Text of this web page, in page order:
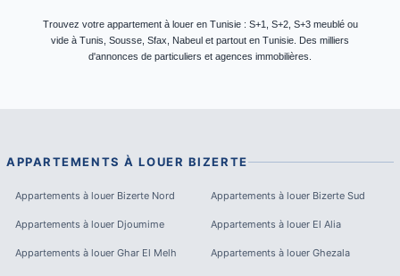
Trouvez votre appartement à louer en Tunisie : S+1, S+2, S+3 meublé ou
vide à Tunis, Sousse, Sfax, Nabeul et partout en Tunisie. Des milliers
d'annonces de particuliers et agences immobilières.
APPARTEMENTS À LOUER BIZERTE
Appartements à louer Bizerte Nord Appartements à louer Bizerte Sud
Appartements à louer Djoumime Appartements à louer El Alia
Appartements à louer Ghar El Melh Appartements à louer Ghezala